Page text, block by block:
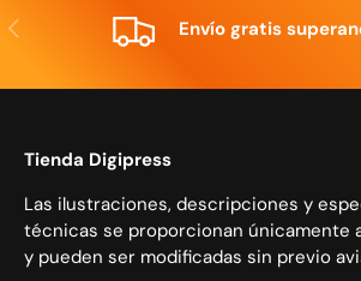
Anterior Envío gratis
Tienda Digipress
Las ilustraciones, descripciones y
técnicas se proporcionan únicamente
y pueden ser modificadas sin previo